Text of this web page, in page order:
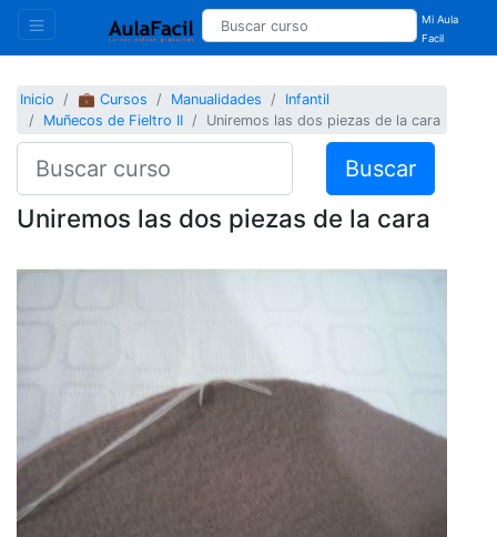
Mi Aula
Facil
Inicio 💼 Cursos Manualidades
Infantil
Muñecos de Fieltro II
Uniremos las dos piezas de la cara
Buscar
Uniremos las dos piezas de la cara